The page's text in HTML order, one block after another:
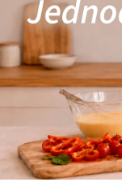
O
P
R
O
D
U